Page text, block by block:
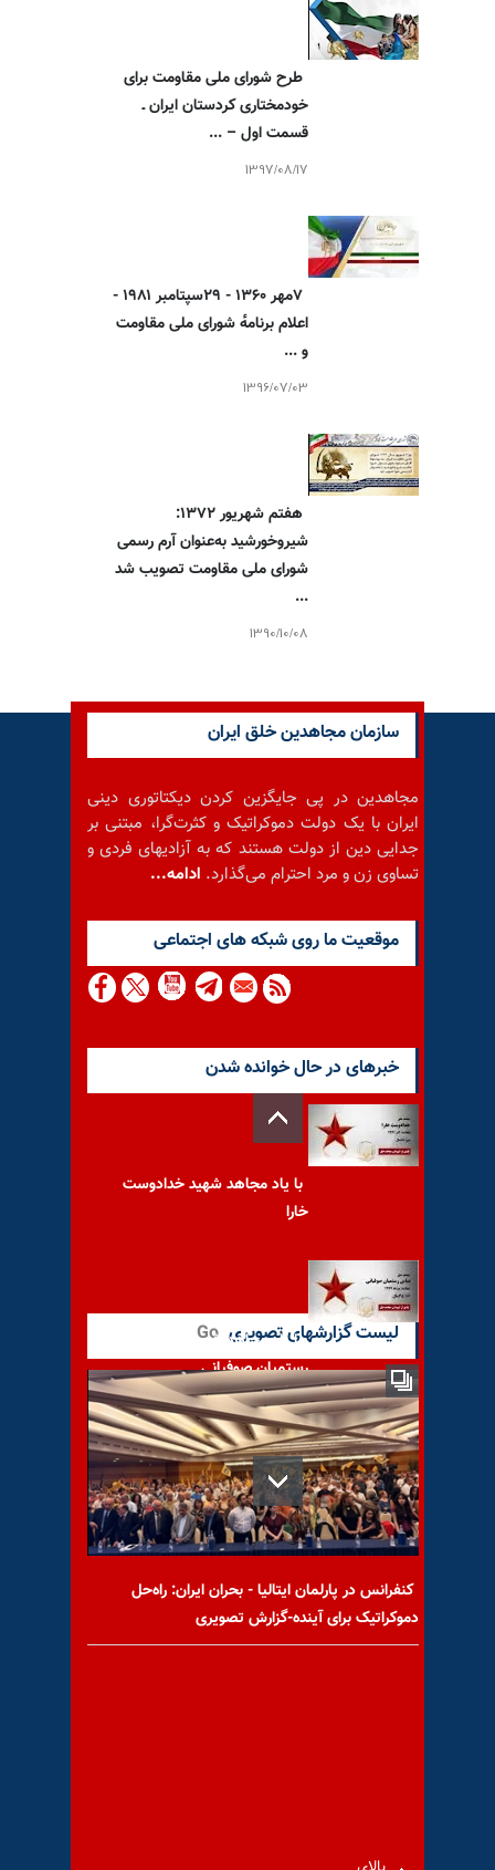
طرح شورای ملی مقاومت برای
خودمختاری کردستان ایران ـ
قسمت اول – ...
1397/08/17
۷مهر ۱۳۶۰ - ۲۹سپتامبر ۱۹۸۱ -
اعلام برنامه‌ٔ شورای ملی مقاومت
و ...
1396/07/03
هفتم شهریور ۱۳۷۲:
شیروخورشید به‌عنوان آرم رسمی
شورای ملی مقاومت تصویب شد
...
1390/10/08
سازمان مجاهدین خلق ایران
مجاهدین در پی جایگزین کردن دیکتاتوری دینی
ایران با یک دولت دموکراتیک و کثرت‌گرا، مبتنی بر
جدایی دین از دولت هستند که به آزادیهای فردی و
تساوی زن و مرد احترام می‌گذارد. ادامه...
موقعيت ما روى شبكه هاى اجتماعى
خبرهای در حال خوانده شدن
با یاد مجاهد شهید خدادوست
خارا
با یاد مجاهد شهید عباس
رستمیان صوفیانی
زنده در کیسه‌های مرگ؛ روایتی
از کهریزک
سی‌وسومین جلسه دادگاه
لیست گزارشهای تصویری Go
کنفرانس در پارلمان ایتالیا - بحران ایران: راه‌حل
دموکراتیک برای آینده-گزارش تصویری